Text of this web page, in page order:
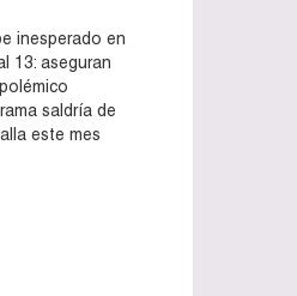
inesperado en
13: aseguran
saldría de
este mes